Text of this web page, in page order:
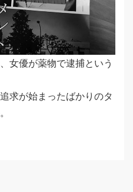
女優が薬物で逮捕という
求が始まったばかりのタ